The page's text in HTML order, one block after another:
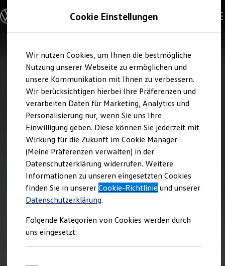
Hauptinhalt
springen
Footer
springen
Modelle und Konfigurator
Konfigurator
Modelle vergleichen
Elektroautos
ENERGY Sondermodelle
Nutzfahrzeuge
SUV und CUV
Familienautos
Kombis
Kompaktwagen
Sportwagen
Schnell verfügbare Fahrzeuge
Angebote und Produkte
Aktuelle Angebote
E-Auto-Förderung
Volkswagen Marktplatz
Die ENERGY Sondermodelle
Junge Gebrauchtwagen und Gebrauchtwagen
Volkswagen Zertifizierte Gebrauchtwagen
Elektromobilität bei Gebrauchtwagen
Saisonangebote
Reifenpakete
Leasing
Leasing-Angebote
Cookie Einstellungen
Wir nutzen Cookies, um Ihnen die bestmögliche
Nutzung unserer Webseite zu ermöglichen und
unsere Kommunikation mit Ihnen zu verbessern.
Wir berücksichtigen hierbei Ihre Präferenzen und
verarbeiten Daten für Marketing, Analytics und
Personalisierung nur, wenn Sie uns Ihre
Einwilligung geben. Diese können Sie jederzeit mit
Wirkung für die Zukunft im Cookie Manager
(Meine Präferenzen verwalten) in der
Datenschutzerklärung widerrufen. Weitere
Informationen zu unseren eingesetzten Cookies
finden Sie in unsererCookie-Richtlinie und unserer
Datenschutzerklärung.
Folgende Kategorien von Cookies werden durch
uns eingesetzt: